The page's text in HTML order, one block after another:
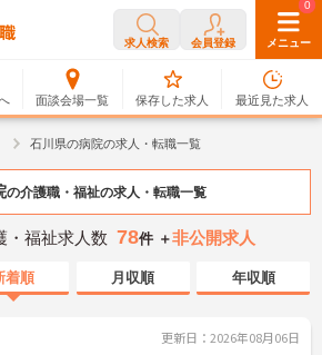
求人検索 会員登録 メニュー
面談会場一覧
0
保存した求人
0
最近見た求人
石川県の病院の求人・転職一覧
の介護職・福祉の求人・転職一覧
・福祉求人数 78件 ＋非公開求人
着順 月収順 年収順
更新日：2026年08月06日